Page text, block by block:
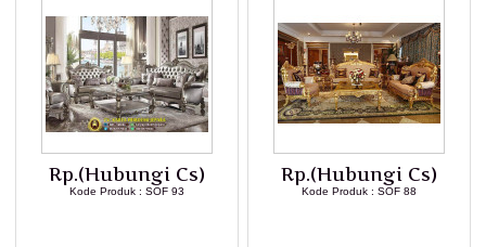
Rp.(Hubungi Cs)
Kode Produk : SOF 93
Rp.(Hubungi Cs)
Kode Produk : SOF 88